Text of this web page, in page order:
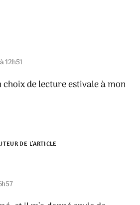
12h51
choix de lecture estivale à mon
DE L’ARTICLE